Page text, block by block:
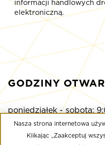
informacji handlowych
elektroniczną.
GODZINY
poniedziałek - sobota:
niedziela: 9:00 - 21:00
Nasza strona internetowa
Klikając „Zaakceptuj